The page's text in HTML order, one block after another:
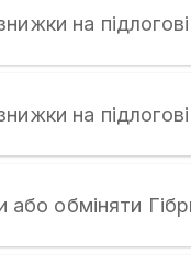
на
на
обміняти